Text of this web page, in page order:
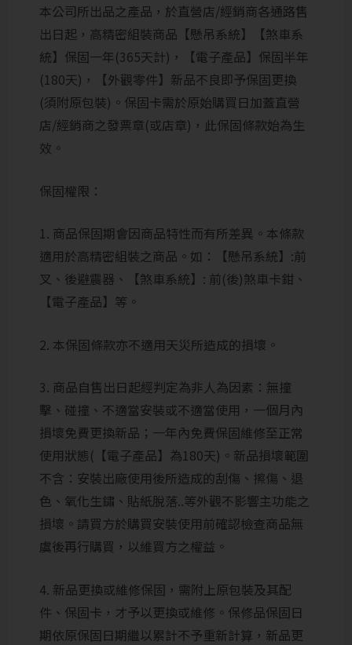
本公司所出品之產品，於直營店/經銷商各通路售
出日起，高精密組裝商品【懸吊系統】【煞車系
統】保固一年(365天計)，【電子產品】保固半年
(180天)，【外觀零件】新品不良即予保固更換
(須附原包裝)。保固卡需於原始購買日加蓋直營
店/經銷商之發票章(或店章)，此保固條款始為生
效。
保固權限：
1. 商品保固期會因商品特性而有所差異。本條款
適用於高精密組裝之商品。如：【懸吊系統】:前
叉、後避震器、【煞車系統】: 前(後)煞車卡鉗、
【電子產品】等。
2. 本保固條款亦不適用天災所造成的損壞。
3. 商品自售出日起經判定為非人為因素：無撞
擊、碰撞、不適當安裝或不適當使用，一個月內
損壞免費更換新品；一年內免費保固維修至正常
使用狀態(【電子產品】為180天)。新品損壞範圍
不含：安裝出廠使用後所造成的刮傷、擦傷、退
色、氧化生鏽、貼紙脫落..等外觀不影響主功能之
損壞。請買方於購買安裝使用前確認檢查商品無
虞後再行購買，以維買方之權益。
4. 新品更換或維修保固，需附上原包裝及其配
件、保固卡，才予以更換或維修。保修品保固日
期依原保固日期繼以累計不予重新計算，新品更